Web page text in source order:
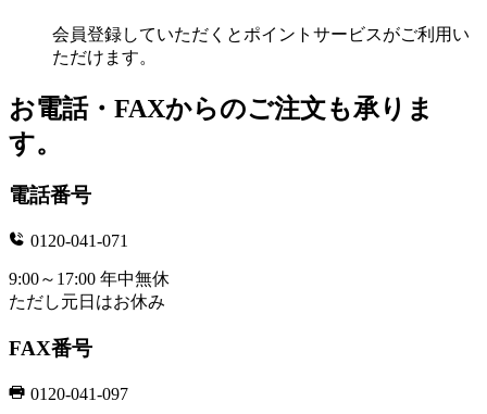
会員登録していただくとポイントサービスがご利用い
ただけます。
お電話・FAXからのご注文も承りま
す。
電話番号
0120-041-071
9:00～17:00 年中無休
ただし元日はお休み
FAX番号
0120-041-097